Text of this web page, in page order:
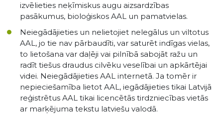
izvēlieties neķīmiskus augu aizsardzības
pasākumus, bioloģiskos AAL un pamatvielas.
Neiegādājieties un nelietojiet nelegālus un viltotus
AAL, jo tie nav pārbaudīti, var saturēt indīgas vielas,
to lietošana var daļēji vai pilnībā sabojāt ražu un
radīt tiešus draudus cilvēku veselībai un apkārtējai
videi. Neiegādājieties AAL internetā. Ja tomēr ir
nepieciešamība lietot AAL, iegādājieties tikai Latvijā
reģistrētus AAL tikai licencētās tirdzniecības vietās
ar marķējuma tekstu latviešu valodā.